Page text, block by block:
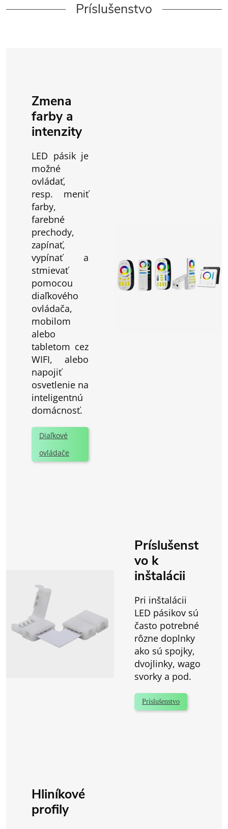
Príslušenstvo
Zmena
farby a
intenzity
LED pásik je
možné
ovládať,
resp. meniť
farby,
farebné
prechody,
zapínať,
vypínať a
stmievať
pomocou
diaľkového
ovládača,
mobilom
alebo
tabletom cez
WIFI, alebo
napojiť
osvetlenie na
inteligentnú
domácnosť.
Diaľkové
ovládače
Príslušenst
vo k
inštalácii
Pri inštalácii
LED pásikov sú
často potrebné
rôzne doplnky
ako sú spojky,
dvojlinky, wago
svorky a pod.
Príslušenstvo
Hliníkové
profily